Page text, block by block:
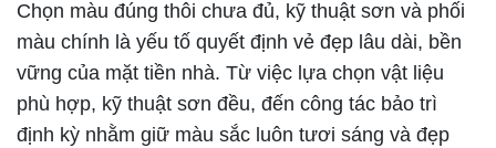
Chọn màu đúng thôi chưa đủ, kỹ thuật sơn và phối
màu chính là yếu tố quyết định vẻ đẹp lâu dài, bền
vững của mặt tiền nhà. Từ việc lựa chọn vật liệu
phù hợp, kỹ thuật sơn đều, đến công tác bảo trì
định kỳ nhằm giữ màu sắc luôn tươi sáng và đẹp